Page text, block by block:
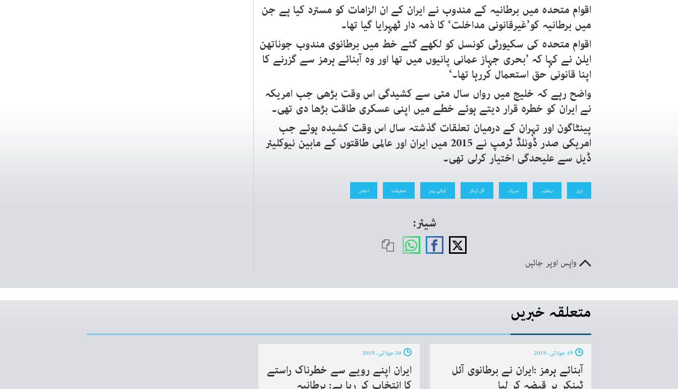
اقوام متحدہ میں برطانیہ کے مندوب نے ایران کے ان الزامات کو مسترد کیا ہے جن
میں برطانیہ کو’غیرقانونی مداخلت‘ کا ذمہ دار ٹھہرایا گیا تھا۔
اقوام متحدہ کی سکیورٹی کونسل کو لکھے گئے خط میں برطانوی مندوب جوناتھن
ایلن نے کہا کہ ’بحری جہاز عمانی پانیوں میں تھا اور وہ آبنائے ہرمز سے گزرنے کا
اپنا قانونی حق استعمال کررہا تھا۔‘
واضح رہے کہ خلیج میں رواں سال مئی سے کشیدگی اس وقت بڑھی جب امریکہ
نے ایران کو خطرہ قرار دیتے ہوئے خطے میں اپنی عسکری طاقت بڑھا دی تھی۔
پینٹاگون اور تہران کے درمیان تعلقات گذشتہ سال اس وقت کشیدہ ہوئے جب
امریکی صدر ڈونلڈ ٹرمپ نے 2015 میں ایران اور عالمی طاقتوں کے مابین نیوکلیئر
ڈیل سے علیحدگی اختیار کرلی تھی۔
ایران برطانیہ امریکہ آئل ٹینکر آبنائے ہرمز تحقیقات اجلاس
شیئر:
واپس اوپر جائیں
متعلقہ خبریں
آبنائے ہرمز :ایران نے برطانوی آئل
ٹینکر پر قبضہ کر لیا
ایران اپنے رویے سے خطرناک راستے
کا انتخاب کر رہا ہے: برطانیہ